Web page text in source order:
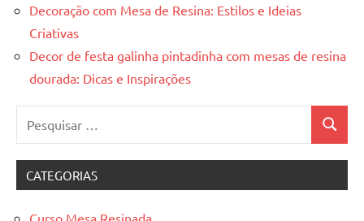
Decoração com Mesa de Resina: Estilos e Ideias
Criativas
Decor de festa galinha pintadinha com mesas de resina
dourada: Dicas e Inspirações
CATEGORIAS
Curso Mesa Resinada